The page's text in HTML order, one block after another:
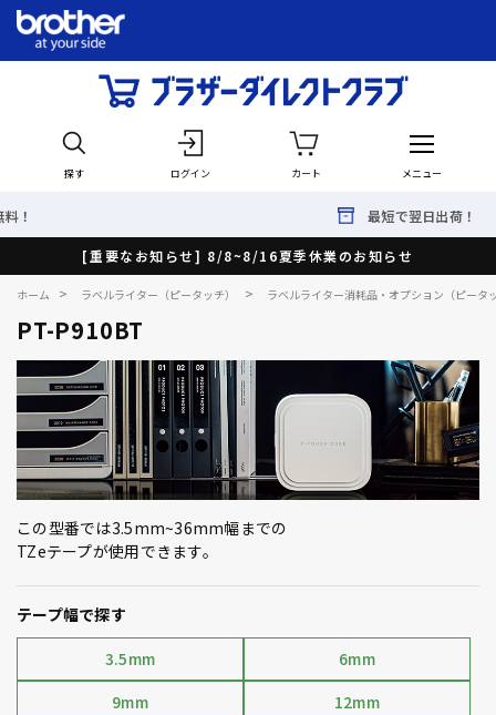
探す ログイン カート メニュー
最短で翌日出荷！
[重要なお知らせ] 8/8~8/16夏季休業のお知らせ
ホーム > ラベルライター（ピータッチ） > ラベルライター消耗品・オプション（ピータ
PT-P910BT
この型番では3.5mm~36mm幅までの
TZeテープが使用できます。
テープ幅で探す
3.5mm
6mm
9mm
12mm